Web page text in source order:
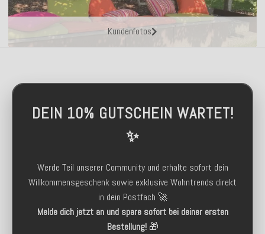
Kundenfotos
DEIN 10% GUTSCHEIN WARTET!
✨
Werde Teil unserer Community und erhalte sofort dein
Willkommensgeschenk sowie exklusive Wohntrends direkt
in dein Postfach 🚀
Melde dich jetzt an und spare sofort bei deiner ersten
Bestellung!🎁